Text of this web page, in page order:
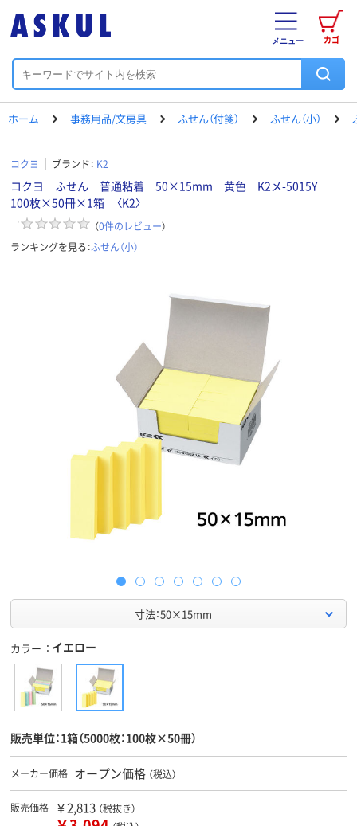
カゴ
メニュー
ホーム 事務用品/文房具 ふせん（付箋） ふせん（小）
コクヨ ブランド： K2
コクヨ ふせん 普通粘着 50×15mm 黄色 K2メ-5015Y
100枚×50冊×1箱 〈K2〉
（0件のレビュー）
ランキングを見る：ふせん（小）
寸法：50×15mm
カラー イエロー
販売単位：1箱（5000枚：100枚×50冊）
メーカー価格 オープン価格 （税込）
販売価格 ￥2,813 （税抜き）